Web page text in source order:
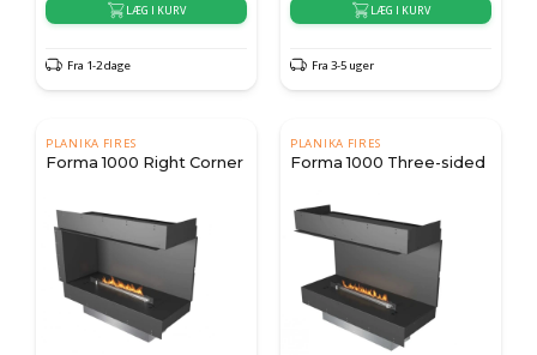
LÆG I KURV
Fra 1-2 dage
LÆG I KURV
Fra 3-5 uger
PLANIKA FIRES
Forma 1000 Right Corner
PLANIKA FIRES
Forma 1000 Three-sided